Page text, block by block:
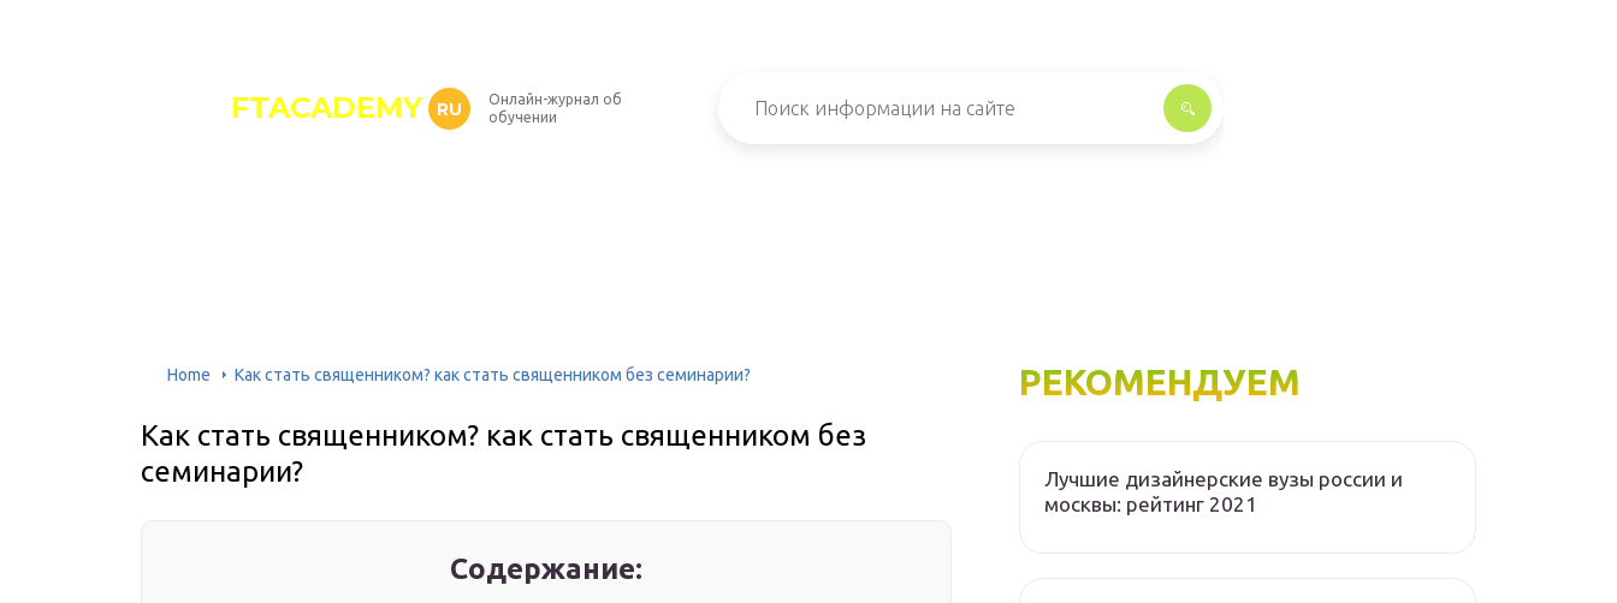
FTACADEMY RU
Онлайн-журнал об
обучении
Home Как стать священником? как стать священником без семинарии?
Как стать священником? как стать священником без
семинарии?
Содержание:
РЕКОМЕНДУЕМ
Лучшие дизайнерские вузы россии и
москвы: рейтинг 2021